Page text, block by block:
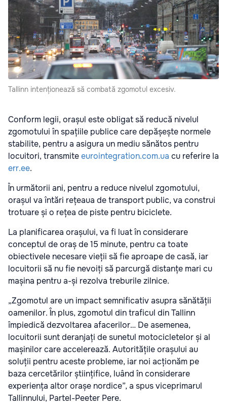
Tallinn intenționează să combată zgomotul excesiv.
Conform legii, orașul este obligat să reducă nivelul
zgomotului în spațiile publice care depășește normele
stabilite, pentru a asigura un mediu sănătos pentru
locuitori, transmiteeurointegration.com.ua cu referire la
err.ee.
În următorii ani, pentru a reduce nivelul zgomotului,
orașul va întări rețeaua de transport public, va construi
trotuare și o rețea de piste pentru biciclete.
La planificarea orașului, va fi luat în considerare
conceptul de oraș de 15 minute, pentru ca toate
obiectivele necesare vieții să fie aproape de casă, iar
locuitorii să nu fie nevoiți să parcurgă distanțe mari cu
mașina pentru a-și rezolva treburile zilnice.
„Zgomotul are un impact semnificativ asupra sănătății
oamenilor. În plus, zgomotul din traficul din Tallinn
împiedică dezvoltarea afacerilor… De asemenea,
locuitorii sunt deranjați de sunetul motocicletelor și al
mașinilor care accelerează. Autoritățile orașului au
soluții pentru aceste probleme, iar noi acționăm pe
baza cercetărilor științifice, luând în considerare
experiența altor orașe nordice”, a spus viceprimarul
Tallinnului, Partel-Peeter Pere.